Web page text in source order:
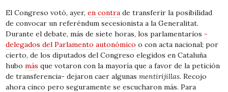
El Congreso votó, ayer,en contra de transferir la posibilidad
de convocar un referéndum secesionista a la Generalitat.
Durante el debate, más de siete horas, los parlamentarios -
delegados del Parlamento autonómico o con acta nacional; por
cierto, de los diputados del Congreso elegidos en Cataluña
hubomás que votaron con la mayoría que a favor de la petición
de transferencia- dejaron caer algunasmentirijillas. Recojo
ahora cinco pero seguramente se escucharon más. Para